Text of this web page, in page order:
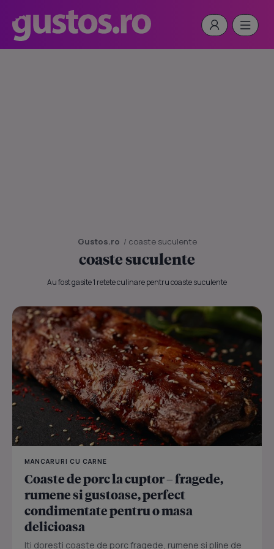
Gustos.ro / coaste suculente
coaste suculente
Au fost gasite 1 retete culinare pentru coaste suculente
MANCARURI CU CARNE
Coaste de porc la cuptor – fragede,
rumene si gustoase, perfect
condimentate pentru o masa
delicioasa
Iti doresti coaste de porc fragede, rumene si pline de